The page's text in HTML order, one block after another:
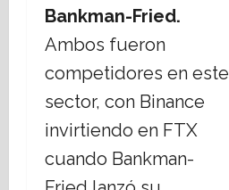
Bankman-Fried.
Ambos fueron
competidores en este
sector, con Binance
invirtiendo en FTX
cuando Bankman-